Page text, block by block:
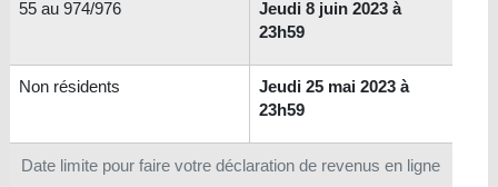
Date limite pour faire votre déclaration de revenus en ligne
55 au 974/976
Jeudi 8 juin 2023 à
23h59
Non résidents
Jeudi 25 mai 2023 à
23h59